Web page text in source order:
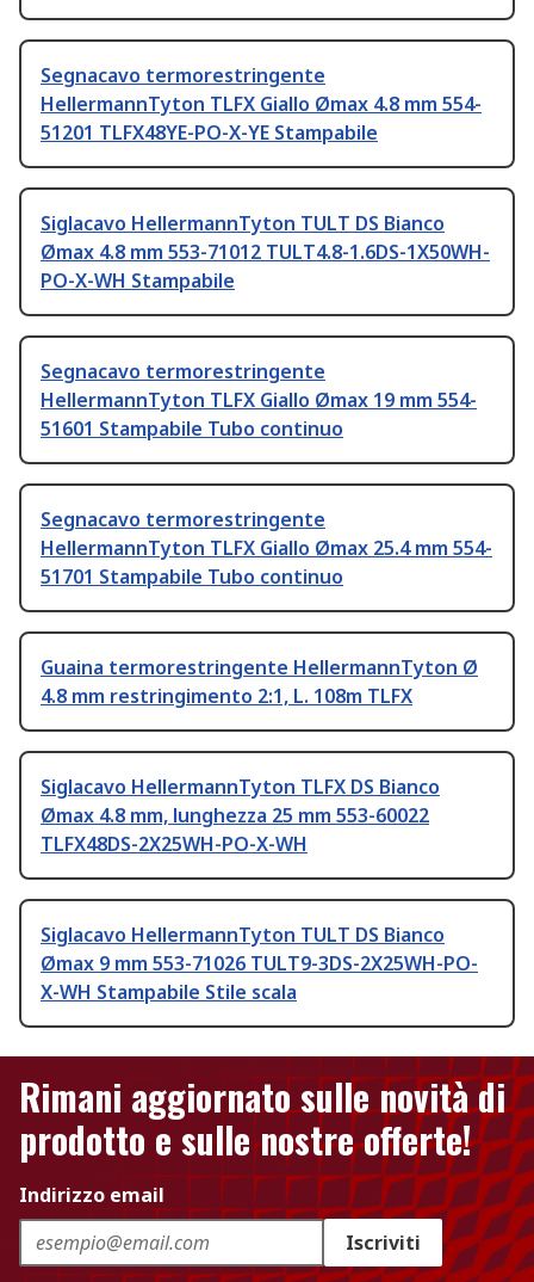
Segnacavo termorestringente
HellermannTyton TLFX Giallo Ømax 4.8 mm 554-
51201 TLFX48YE-PO-X-YE Stampabile
Siglacavo HellermannTyton TULT DS Bianco
Ømax 4.8 mm 553-71012 TULT4.8-1.6DS-1X50WH-
PO-X-WH Stampabile
Segnacavo termorestringente
HellermannTyton TLFX Giallo Ømax 19 mm 554-
51601 Stampabile Tubo continuo
Segnacavo termorestringente
HellermannTyton TLFX Giallo Ømax 25.4 mm 554-
51701 Stampabile Tubo continuo
Guaina termorestringente HellermannTyton Ø
4.8 mm restringimento 2:1, L. 108m TLFX
Siglacavo HellermannTyton TLFX DS Bianco
Ømax 4.8 mm, lunghezza 25 mm 553-60022
TLFX48DS-2X25WH-PO-X-WH
Siglacavo HellermannTyton TULT DS Bianco
Ømax 9 mm 553-71026 TULT9-3DS-2X25WH-PO-
X-WH Stampabile Stile scala
Rimani aggiornato sulle novità di
prodotto e sulle nostre offerte!
Indirizzo email
Iscriviti